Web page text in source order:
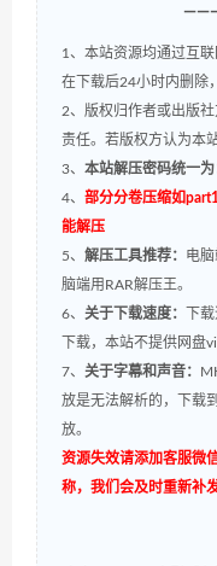
1、本站资源均通过互
在下载后24小时内删除
2、版权归作者或出版
责任。若版权方认为本
3、 本站解压密码统一为
4、 部分分卷压缩如
能解压
5、 解压工具推荐： 电
脑端用RAR解压王。
6、 关于下载速度：
下
下载，本站不提供网盘
7、 关于字幕和声音：
放是无法解析的，下载
放。
资源失效请添加客服微
称，我们会及时重新补